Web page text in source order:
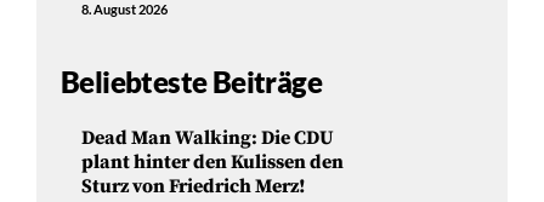
8. August 2026
Beliebteste Beiträge
Dead Man Walking: Die CDU
plant hinter den Kulissen den
Sturz von Friedrich Merz!